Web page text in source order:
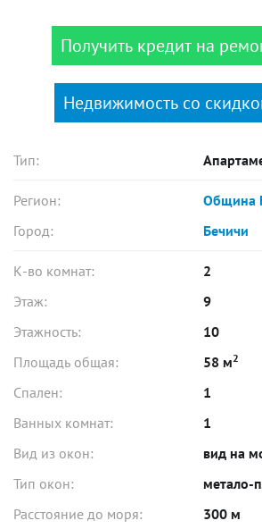
Получить кредит на
Недвижимость со
Тип:
Регион:
Община
Город:
Бечичи
К-во комнат:
2
Этаж:
9
Этажность:
10
Площадь общая:
58 м2
Спален:
1
Ванных комнат:
1
Вид из окон:
вид на
Тип окон:
метало-
Расстояние до моря:
300 м